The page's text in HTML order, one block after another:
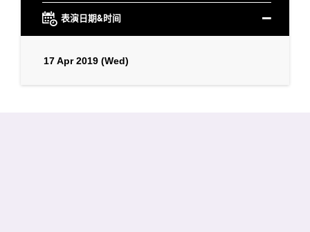
表演日期&时间
17 Apr 2019 (Wed)